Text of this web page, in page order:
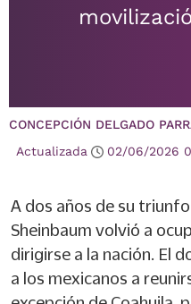
CONCEPCIÓN DELGADO
Actualizada
02/06/2026
A dos años de su
Sheinbaum volvió a
dirigirse a la nación. El
a los mexicanos a